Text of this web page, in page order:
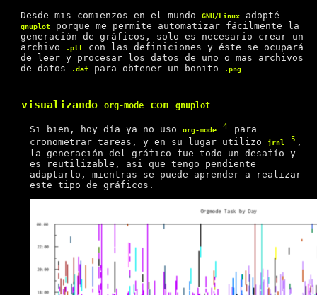
Desde mis comienzos en el mundo GNU/Linuxadopté
gnuplotporque me permite automatizar fácilmente la
generación de gráficos, solo es necesario crear un
archivo
.pltcon las definiciones y éste se ocupará
de leer y procesar los datos de uno o mas archivos
de datos
.datpara obtener un bonito .png
visualizando org-modecon gnuplot
Si bien, hoy día ya no uso org-mode 4
para
cronometrar tareas, y en su lugar utilizo
jrnl 5 ,
la generación del gráfico fue todo un desafío y
es reutilizable, asi que tengo pendiente
adaptarlo, mientras se puede aprender a realizar
este tipo de gráficos.